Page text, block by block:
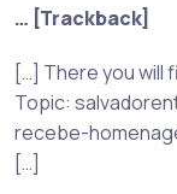
… [Trackback]
[…] There you will
Topic:
recebe-
[…]